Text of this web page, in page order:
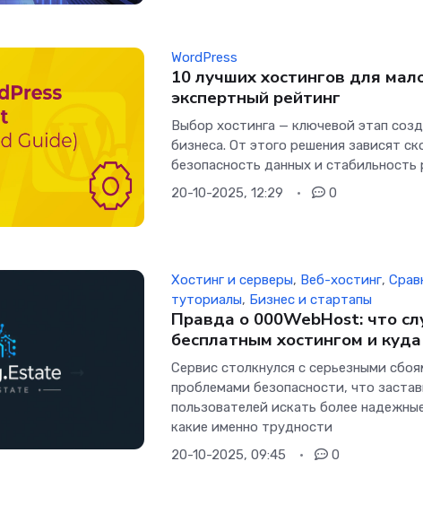
WordPress
10 лучших хостингов для
экспертный рейтинг
Выбор хостинга — ключевой этап
бизнеса. От этого решения зависят
безопасность данных и
20-10-2025, 12:29
0
Хостинг и серверы, Веб-хостинг,
туториалы, Бизнес и стартапы
Правда о 000WebHost: что
бесплатным хостингом и
Сервис столкнулся с серьезными
проблемами безопасности, что
пользователей искать более
какие именно трудности
20-10-2025, 09:45
0